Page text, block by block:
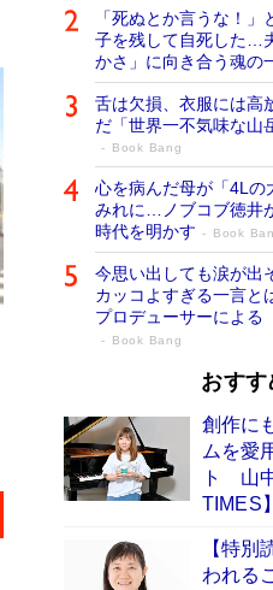
「死ぬとか言うな！
子を残して自死した…
かさ」に向き合う魂の
舌は欠損、衣服には
だ「世界一不気味な山
Book Bang
心を病んだ母が「4Lの
みれに…ノブコブ徳井
時代を明かす
Book
今思い出しても涙が
カッコよすぎる一言
プロデューサーによる
Book Bang
「叱って伸びるや
た“人を育てるコツ
す
Book Bang
「『火垂るの墓』は、
続けた“自責の念”とは
い」監督が徹底的に
戦争の記憶
Book Bang
おすす
創作に
ムを愛
ト 山
TIMES】
【特別
われる